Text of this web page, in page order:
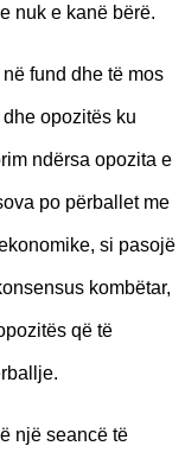
nuk e kanë bërë.
fund dhe të mos
opozitës ku
ndërsa opozita e
po përballet me
si pasojë
kombëtar,
që të
një seancë të